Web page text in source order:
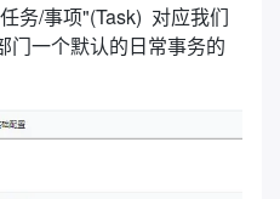
务/事项"(Task) 对应我们
门一个默认的日常事务的